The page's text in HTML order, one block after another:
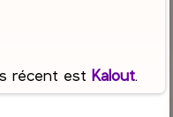
récent estKalout.